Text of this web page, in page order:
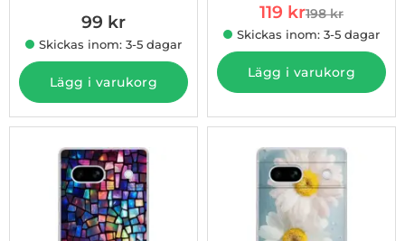
99 kr
Skickas inom: 3-5 dagar
Lägg i varukorg
rea pris
119 krtidigare pris
198 kr
Skickas inom: 3-5 dagar
Lägg i varukorg